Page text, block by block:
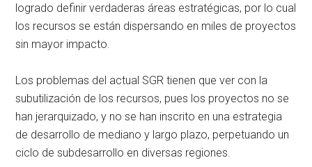
logrado definir verdaderas áreas estratégicas, por lo cual
los recursos se están dispersando en miles de proyectos
sin mayor impacto.
Los problemas del actual SGR tienen que ver con la
subutilización de los recursos, pues los proyectos no se
han jerarquizado, y no se han inscrito en una estrategia
de desarrollo de mediano y largo plazo, perpetuando un
ciclo de subdesarrollo en diversas regiones.